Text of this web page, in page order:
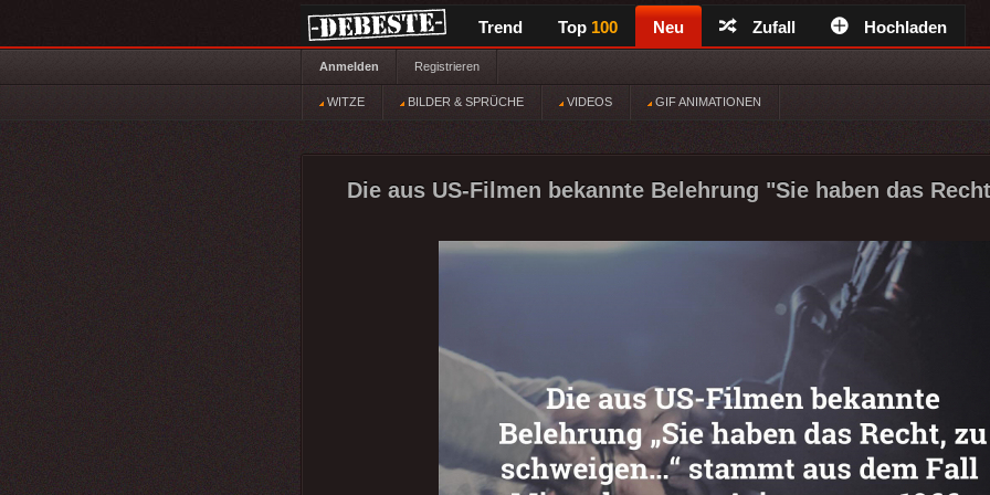
Trend Top 100 Neu Zufall Hochladen
Anmelden Registrieren
WITZE BILDER & SPRÜCHE VIDEOS GIF ANIMATIONEN
Die aus US-Filmen bekannte Belehrung "Sie haben das